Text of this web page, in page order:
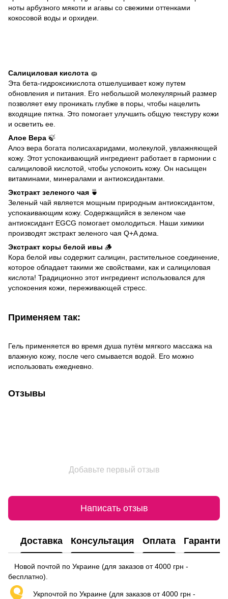
ноты арбузного мякоти и агавы со свежими оттенками
кокосовой воды и орхидеи.
Салициловая кислота 🧽
Эта бета-гидроксикислота отшелушивает кожу путем
обновления и питания. Его небольшой молекулярный размер
позволяет ему проникать глубже в поры, чтобы нацелить
входящие пятна. Это помогает улучшить общую текстуру кожи
и осветить ее.
Алое Вера 🍃
Алоэ вера богата полисахаридами, молекулой, увлажняющей
кожу. Этот успокаивающий ингредиент работает в гармонии с
салициловой кислотой, чтобы успокоить кожу. Он насыщен
витаминами, минералами и антиоксидантами.
Экстракт зеленого чая 🍵
Зеленый чай является мощным природным антиоксидантом,
успокаивающим кожу. Содержащийся в зеленом чае
антиоксидант EGCG помогает омолодиться. Наши химики
производят экстракт зеленого чая Q+A дома.
Экстракт коры белой ивы 🪵
Кора белой ивы содержит салицин, растительное соединение,
которое обладает такими же свойствами, как и салициловая
кислота! Традиционно этот ингредиент использовался для
успокоения кожи, переживающей стресс.
Применяем так:
Гель применяется во время душа путём мягкого массажа на
влажную кожу, после чего смывается водой. Его можно
использовать ежедневно.
Отзывы
Добавьте первый отзыв
Написать отзыв
Доставка Консультация Оплата Гарантия
Новой почтой по Украине (для заказов от 4000 грн -
бесплатно).
Укрпочтой по Украине (для заказов от 4000 грн -